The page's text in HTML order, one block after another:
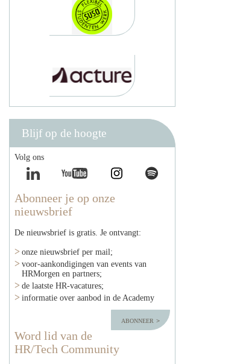
Blijf op de hoogte
Volg ons
Abonneer je op onze
nieuwsbrief
De nieuwsbrief is gratis. Je ontvangt:
onze nieuwsbrief per mail;
voor-aankondigingen van events van
HRMorgen en partners;
de laatste HR-vacatures;
informatie over aanbod in de Academy
abonneer
Word lid van de
HR/Tech Community